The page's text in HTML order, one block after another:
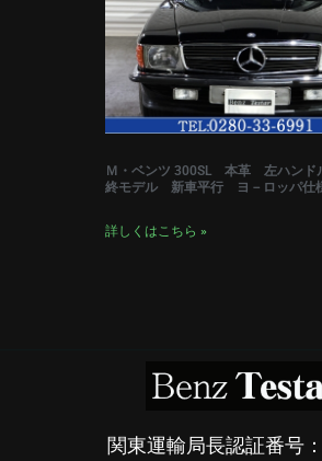
Ｍ・ベンツ 300SL 本革 左ハン
終モデル 新車平行 ヨ－ロッパ仕
詳しくはこちら »
関東運輸局長認証番号